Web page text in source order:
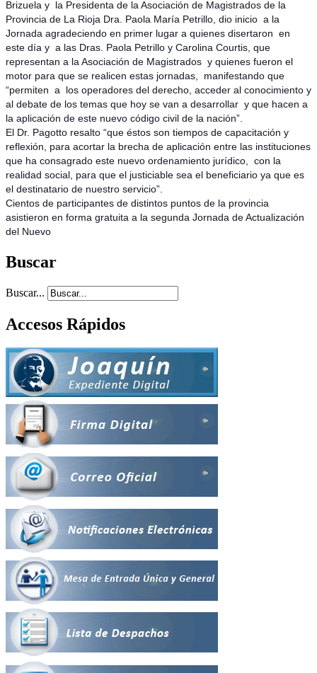
Brizuela y la Presidenta de la Asociación de Magistrados de la
Provincia de La Rioja Dra. Paola María Petrillo, dio inicio a la
Jornada agradeciendo en primer lugar a quienes disertaron en
este día y a las Dras. Paola Petrillo y Carolina Courtis, que
representan a la Asociación de Magistrados y quienes fueron el
motor para que se realicen estas jornadas, manifestando que
“permiten a los operadores del derecho, acceder al conocimiento y
al debate de los temas que hoy se van a desarrollar y que hacen a
la aplicación de este nuevo código civil de la nación”.
El Dr. Pagotto resalto “que éstos son tiempos de capacitación y
reflexión, para acortar la brecha de aplicación entre las instituciones
que ha consagrado este nuevo ordenamiento jurídico, con la
realidad social, para que el justiciable sea el beneficiario ya que es
el destinatario de nuestro servicio”.
Cientos de participantes de distintos puntos de la provincia
asistieron en forma gratuita a la segunda Jornada de Actualización
del Nuevo
Buscar
Buscar...
Accesos Rápidos